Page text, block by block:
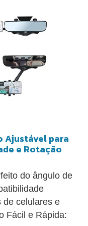
Alças laterais que
Compatível
usar com
de navegação.
Ideal para
de
Ajustável para
e Rotação
do ângulo de
de celulares e
Fácil e Rápida: